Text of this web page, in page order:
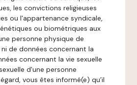
les convictions religieuses
ou l'appartenance syndicale,
ou biométriques aux
personne physique de
de données concernant la
concernant la vie sexuelle
d'une personne
vous êtes informé(e) qu’il